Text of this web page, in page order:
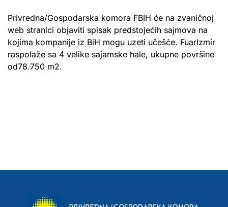
Privredna/Gospodarska komora FBIH će na zvaničnoj
web stranici objaviti spisak predstojećih sajmova na
kojima kompanije iz BiH mogu uzeti učešće. FuarIzmir
raspolaže sa 4 velike sajamske hale, ukupne površine
od78.750 m2.